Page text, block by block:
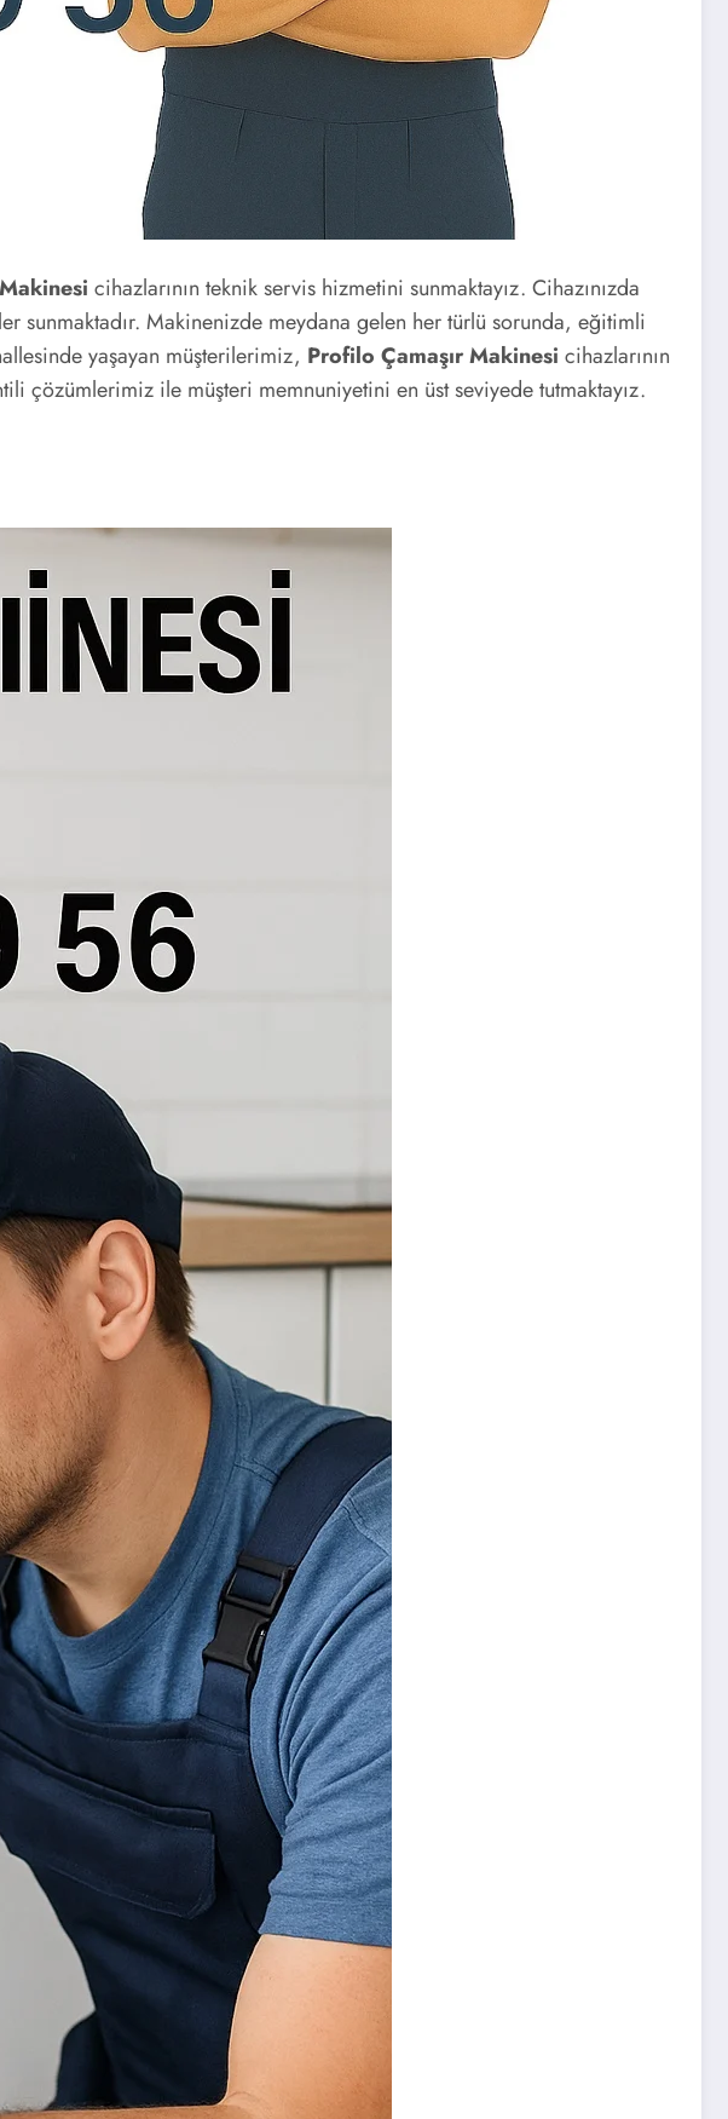
cihazlarının teknik servis hizmetini sunmaktayız. Cihazınızda
sunmaktadır. Makinenizde meydana gelen her türlü sorunda, eğitimli
yaşayan müşterilerimiz, Profilo Çamaşır Makinesi cihazlarının
çözümlerimiz ile müşteri memnuniyetini en üst seviyede tutmaktayız.